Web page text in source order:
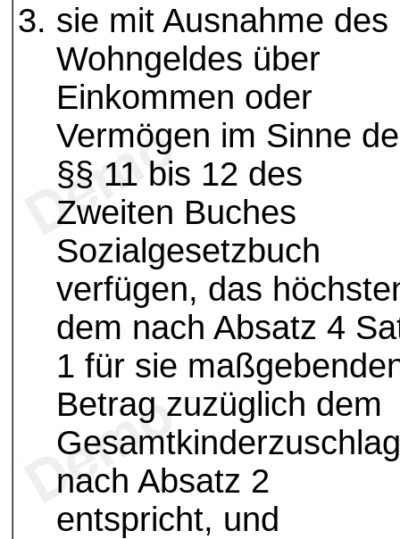
sie mit Ausnahme des
Wohngeldes über
Einkommen oder
Vermögen im Sinne
§§ 11 bis 12 des
Zweiten Buches
Sozialgesetzbuch
verfügen, das
dem nach Absatz 4
1 für sie
Betrag zuzüglich dem
Gesamtkinderzuschlag
nach Absatz 2
entspricht, und